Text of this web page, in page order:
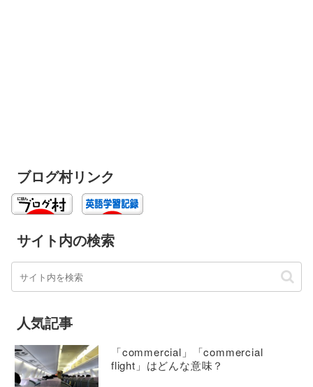
ブログ村リンク
サイト内の検索
人気記事
「commercial」「commercial
flight」はどんな意味？